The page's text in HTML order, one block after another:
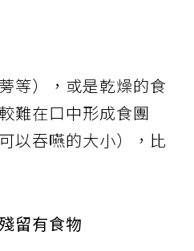
等），或是乾燥的食
難在口中形成食團
以吞嚥的大小），比
留有食物